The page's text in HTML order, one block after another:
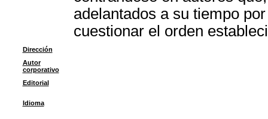
adelantados a su tiempo
cuestionar el orden
Dirección
Autor
corporativo
Editorial
Idioma